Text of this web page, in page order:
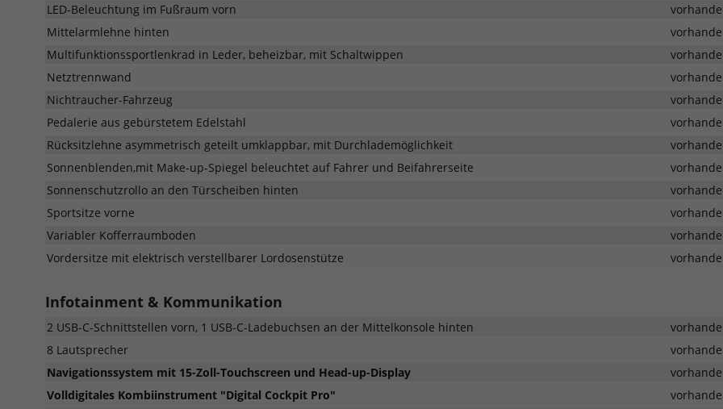
LED-Beleuchtung im Fußraum vorn
Mittelarmlehne hinten
Multifunktionssportlenkrad in Leder, beheizbar, mit Schaltwippen
Netztrennwand
Nichtraucher-Fahrzeug
Pedalerie aus gebürstetem Edelstahl
Rücksitzlehne asymmetrisch geteilt umklappbar, mit Durchlademöglichkeit
Sonnenblenden,mit Make-up-Spiegel beleuchtet auf Fahrer und Beifahrerseite
Sonnenschutzrollo an den Türscheiben hinten
Sportsitze vorne
Variabler Kofferraumboden
Vordersitze mit elektrisch verstellbarer Lordosenstütze
Infotainment & Kommunikation
2 USB-C-Schnittstellen vorn, 1 USB-C-Ladebuchsen an der Mittelkonsole hinten
8 Lautsprecher
Navigationssystem mit 15-Zoll-Touchscreen und Head-up-Display
Volldigitales Kombiinstrument "Digital Cockpit Pro"